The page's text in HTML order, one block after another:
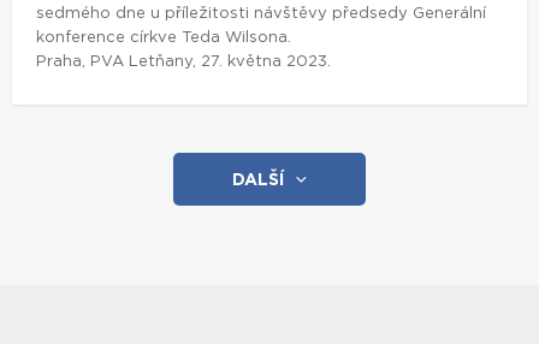
sedmého dne u příležitosti návštěvy předsedy Generální
konference církve Teda Wilsona.
Praha, PVA Letňany, 27. května 2023.
DALŠÍ